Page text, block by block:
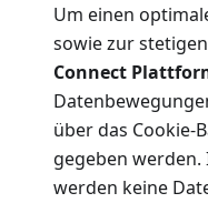
Um einen
sowie zur
Connect
über das Cookie-
gegeben
werden keine